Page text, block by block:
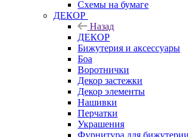
Схемы на бумаге
ДЕКОР
Назад
ДЕКОР
Бижутерия и аксессуары
Боа
Воротнички
Декор застежки
Декор элементы
Нашивки
Перчатки
Украшения
Фурнитура для бижутерии